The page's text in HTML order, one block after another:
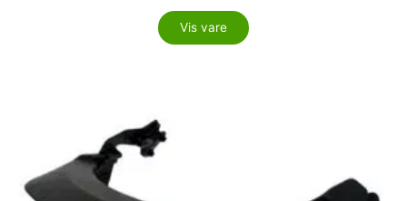
Vis vare